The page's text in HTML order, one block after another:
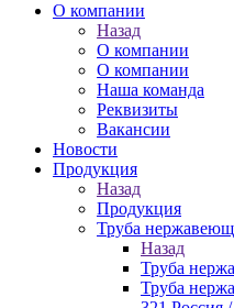
О компании
Назад
О компании
О компании
Наша команда
Реквизиты
Вакансии
Новости
Продукция
Назад
Продукция
Труба
Назад
Труба
Труба